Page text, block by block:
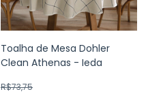
Toalha de Mesa Dohler
Clean Athenas - Ieda
R$73,75